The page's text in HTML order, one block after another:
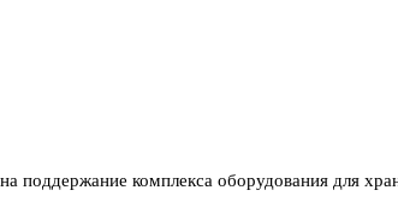
поддержание комплекса оборудования для